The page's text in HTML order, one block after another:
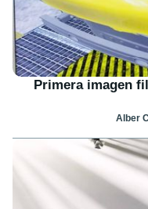
Primera imagen
Alber